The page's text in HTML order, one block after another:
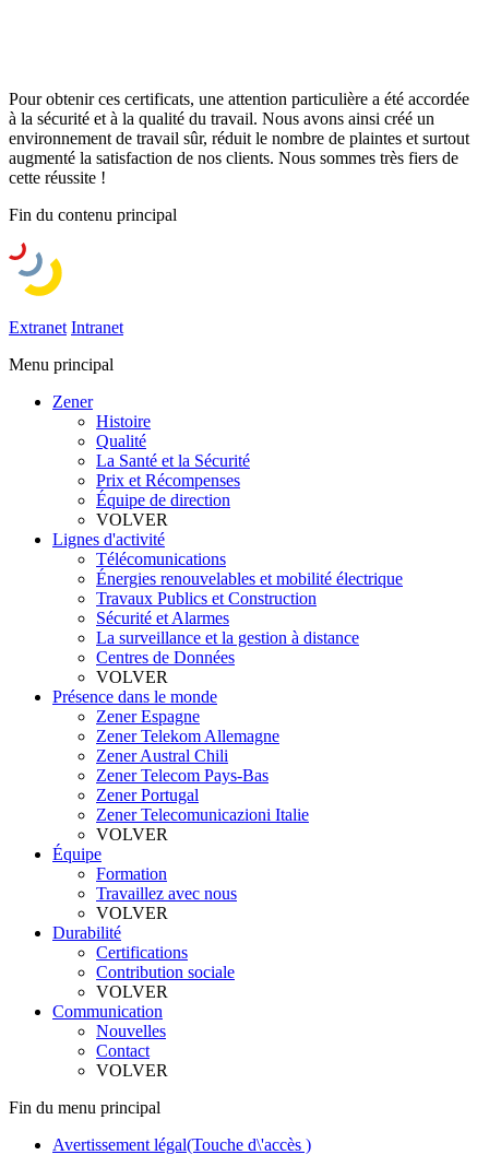
Pour obtenir ces certificats, une attention particulière a été accordée
à la sécurité et à la qualité du travail. Nous avons ainsi créé un
environnement de travail sûr, réduit le nombre de plaintes et surtout
augmenté la satisfaction de nos clients. Nous sommes très fiers de
cette réussite !
Fin du contenu principal
Extranet Intranet
Menu principal
Zener
Histoire
Qualité
La Santé et la Sécurité
Prix et Récompenses
Équipe de direction
VOLVER
Lignes d'activité
Télécomunications
Énergies renouvelables et mobilité électrique
Travaux Publics et Construction
Sécurité et Alarmes
La surveillance et la gestion à distance
Centres de Données
VOLVER
Présence dans le monde
Zener Espagne
Zener Telekom Allemagne
Zener Austral Chili
Zener Telecom Pays-Bas
Zener Portugal
Zener Telecomunicazioni Italie
VOLVER
Équipe
Formation
Travaillez avec nous
VOLVER
Durabilité
Certifications
Contribution sociale
VOLVER
Communication
Nouvelles
Contact
VOLVER
Fin du menu principal
Avertissement légal(Touche d\'accès )